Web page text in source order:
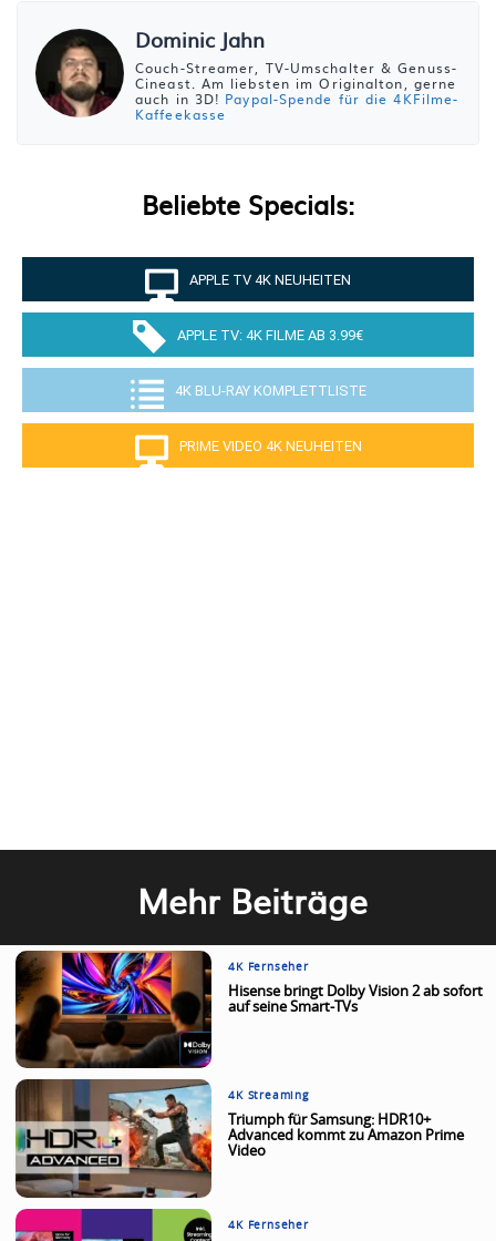
Dominic Jahn
Couch-Streamer, TV-Umschalter & Genuss-
Cineast. Am liebsten im Originalton, gerne
auch in 3D! Paypal-Spende für die 4KFilme-
Kaffeekasse
Beliebte Specials:
APPLE TV 4K NEUHEITEN
APPLE TV: 4K FILME AB 3.99€
4K BLU-RAY KOMPLETTLISTE
PRIME VIDEO 4K NEUHEITEN
Mehr Beiträge
4K Fernseher
Hisense bringt Dolby Vision 2 ab sofort
auf seine Smart-TVs
4K Streaming
Triumph für Samsung: HDR10+
Advanced kommt zu Amazon Prime
Video
4K Fernseher